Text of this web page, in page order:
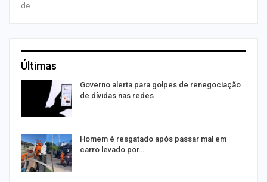
de…
Últimas
Governo alerta para golpes de renegociação
de dívidas nas redes
Homem é resgatado após passar mal em
carro levado por…